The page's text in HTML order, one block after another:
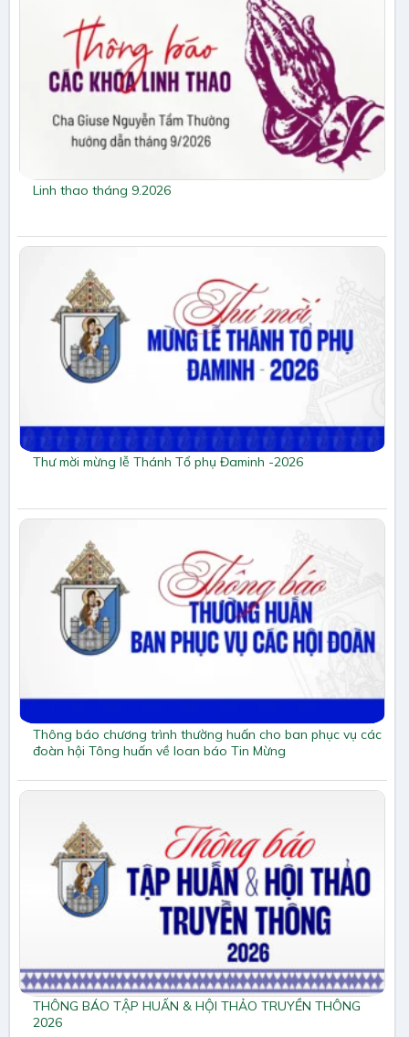
Linh thao tháng 9.2026
Thư mời mừng lễ Thánh Tổ phụ Đaminh -2026
Thông báo chương trình thường huấn cho ban phục vụ các
đoàn hội Tông huấn về loan báo Tin Mừng
THÔNG BÁO TẬP HUẤN & HỘI THẢO TRUYỀN THÔNG
2026